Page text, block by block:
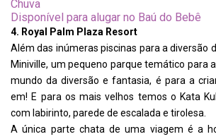
Chuva
Disponível para alugar no Baú do Bebê
4. Royal Palm Plaza Resort
Além das inúmeras piscinas para a diversão
Miniville, um pequeno parque temático para
mundo da diversão e fantasia, é para a
em! E para os mais velhos temos o Kata
com labirinto, parede de escalada e tirolesa.
A única parte chata de uma viagem é a